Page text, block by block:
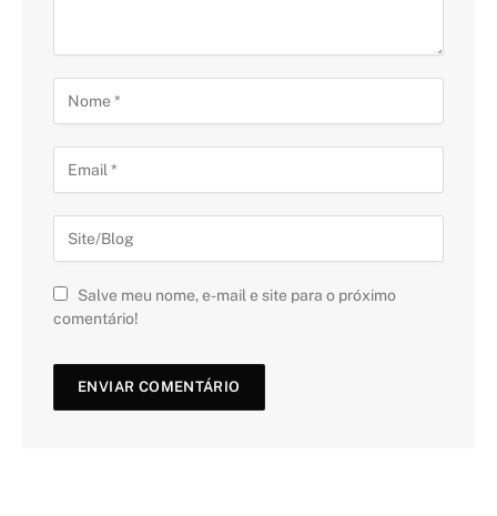
Salve meu nome, e-mail e site para o próximo
comentário!